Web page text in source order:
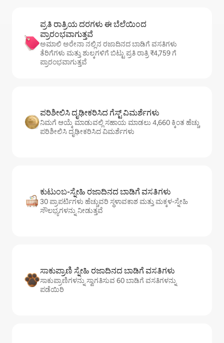
ಪ್ರತಿ ರಾತ್ರಿಯ ದರಗಳು ಈ ಬೆಲೆಯಿಂದ
ಪ್ರಾರಂಭವಾಗುತ್ತವೆ
ಅಮಾಲಿ ಅರೇನಾ ನಲ್ಲಿನ ರಜಾದಿನದ ಬಾಡಿಗೆ ವಸತಿಗಳು
ತೆರಿಗೆಗಳು ಮತ್ತು ಶುಲ್ಕಗಳಿಗೆ ಬಿಟ್ಟು ಪ್ರತಿ ರಾತ್ರಿ ₹4,759 ಗೆ
ಪ್ರಾರಂಭವಾಗುತ್ತವೆ
ಪರಿಶೀಲಿಸಿ ದೃಢೀಕರಿಸಿದ ಗೆಸ್ಟ್ ವಿಮರ್ಶೆಗಳು
ನಿಮಗೆ ಆಯ್ಕೆ ಮಾಡುವಲ್ಲಿ ಸಹಾಯ ಮಾಡಲು 4,660 ಕ್ಕಿಂತ ಹೆಚ್ಚು
ಪರಿಶೀಲಿಸಿ ದೃಢೀಕರಿಸಿದ ವಿಮರ್ಶೆಗಳು
ಕುಟುಂಬ-ಸ್ನೇಹಿ ರಜಾದಿನದ ಬಾಡಿಗೆ ವಸತಿಗಳು
30 ಪ್ರಾಪರ್ಟಿಗಳು ಹೆಚ್ಚುವರಿ ಸ್ಥಳಾವಕಾಶ ಮತ್ತು ಮಕ್ಕಳ-ಸ್ನೇಹಿ
ಸೌಲಭ್ಯಗಳನ್ನು ನೀಡುತ್ತವೆ
ಸಾಕುಪ್ರಾಣಿ ಸ್ನೇಹಿ ರಜಾದಿನದ ಬಾಡಿಗೆ ವಸತಿಗಳು
ಸಾಕುಪ್ರಾಣಿಗಳನ್ನು ಸ್ವಾಗತಿಸುವ 60 ಬಾಡಿಗೆ ವಸತಿಗಳನ್ನು
ಪಡೆಯಿರಿ